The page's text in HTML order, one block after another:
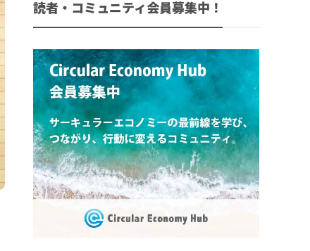
読者・コミュニティ会員募集中！